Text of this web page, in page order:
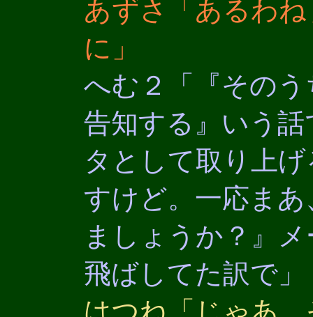
あずさ「あるわ
に」
へむ２「『その
告知する』いう
タとして取り上
すけど。一応ま
ましょうか？』
飛ばしてた訳で」